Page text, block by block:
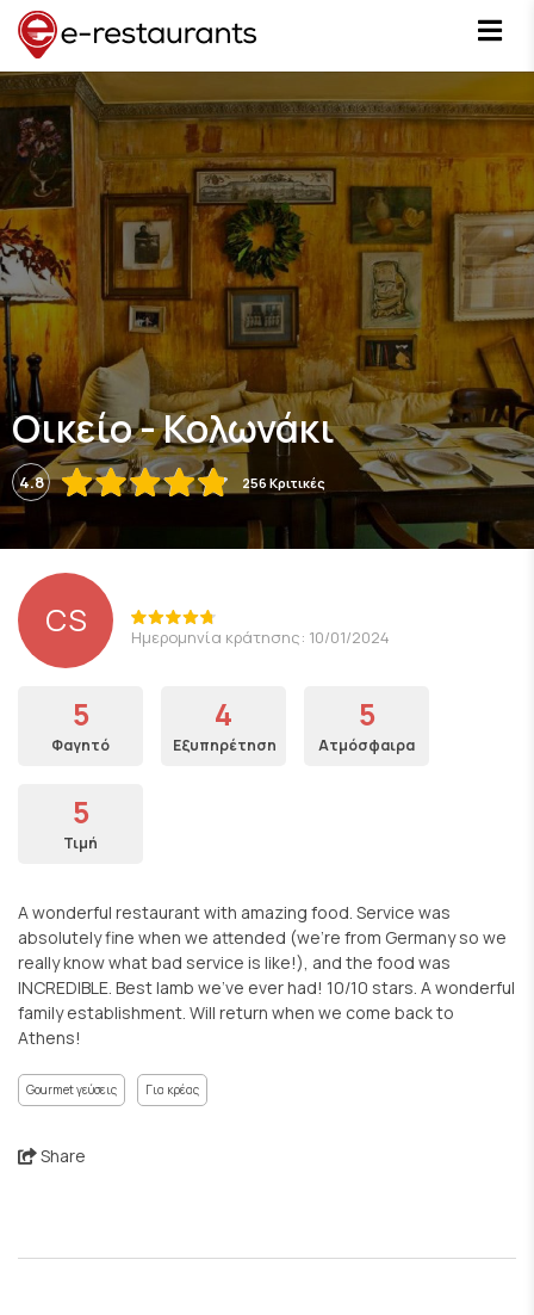
Οικείο - Κολωνάκι
4.8 256 Κριτικές
CS Ημερομηνία κράτησης: 10/01/2024
5
Φαγητό
4
Εξυπηρέτηση
5
Ατμόσφαιρα
5
Τιμή
A wonderful restaurant with amazing food. Service was
absolutely fine when we attended (we're from Germany so we
really know what bad service is like!), and the food was
INCREDIBLE. Best lamb we've ever had! 10/10 stars. A wonderful
family establishment. Will return when we come back to
Athens!
Gourmet γεύσεις Για κρέας
Share